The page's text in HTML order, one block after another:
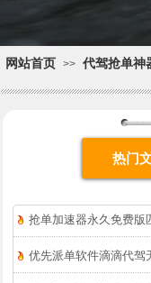
网站首页 >> 代驾抢单神
抢单加速器永久免费版
优先派单软件滴滴代驾
热门